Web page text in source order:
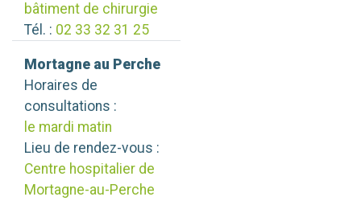
bâtiment de chirurgie
Tél. : 02 33 32 31 25
Mortagne au Perche
Horaires de
consultations :
le mardi matin
Lieu de rendez-vous :
Centre hospitalier de
Mortagne-au-Perche